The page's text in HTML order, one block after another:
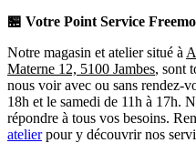
🏪 Votre Point Service
Notre magasin et atelier situé à
Materne 12, 5100 Jambes, sont
nous voir avec ou sans rendez-
18h et le samedi de 11h à 17h.
répondre à tous vos besoins.
atelierpour y découvrir nos